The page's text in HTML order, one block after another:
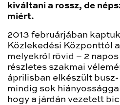
kiváltani a rossz, de
miért.
2013 februárjában
Közlekedési Központtól
melyekről rövid – 2
részletes szakmai
áprilisban elkészült
mindig sok
hogy a járdán vezetett